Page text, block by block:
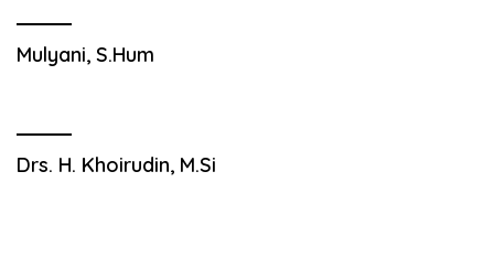
Mulyani, S.Hum
Drs. H. Khoirudin, M.Si